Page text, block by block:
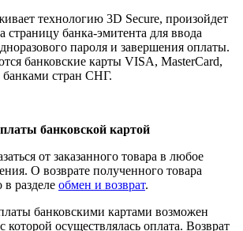
технологию 3D Secure, произойдет
страницу банка-эмитента для ввода
пароля и завершения оплаты.
банковские карты VISA, MasterCard,
стран СНГ.
банковской картой
от заказанного товара в любое
О возврате полученного товара
разделе обмен и возврат.
банковскими картами возможен
которой осуществлялась оплата. Возврат